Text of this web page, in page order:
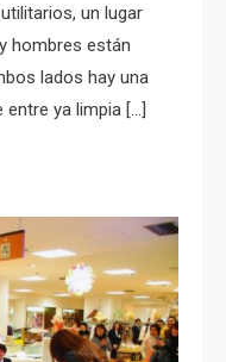
un lugar
hombres están
lados hay una
entre ya limpia […]